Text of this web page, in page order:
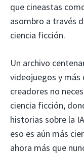
que cineastas
asombro a través
ciencia ficción.
Un archivo
videojuegos y
creadores no
ciencia ficción,
historias sobre la
eso es aún más
ahora más que